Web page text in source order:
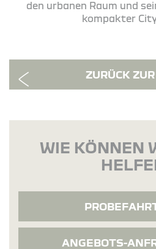
den urbanen Raum und
kompakter
ZURÜCK
WIE KÖNNEN
ANGEBOTS-